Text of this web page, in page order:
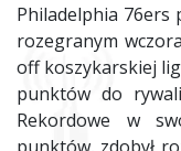
Philadelphia 76ers
rozegranym
off koszykarskiej
punktów do
Rekordowe w